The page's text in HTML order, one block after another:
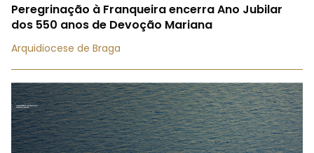
Peregrinação à Franqueira encerra Ano Jubilar
dos 550 anos de Devoção Mariana
Arquidiocese de Braga